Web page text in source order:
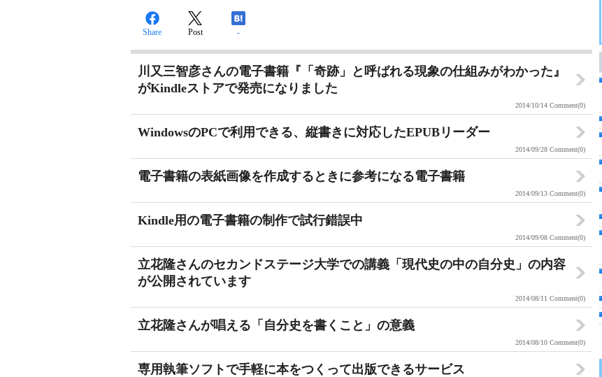
Share Post -
川又三智彦さんの電子書籍『「奇跡」と呼ばれる現象の仕組みがわかった』
がKindleストアで発売になりました
2014/10/14 Comment(0)
WindowsのPCで利用できる、縦書きに対応したEPUBリーダー
2014/09/28 Comment(0)
電子書籍の表紙画像を作成するときに参考になる電子書籍
2014/09/13 Comment(0)
Kindle用の電子書籍の制作で試行錯誤中
2014/09/08 Comment(0)
立花隆さんのセカンドステージ大学での講義「現代史の中の自分史」の内容
が公開されています
2014/08/11 Comment(0)
立花隆さんが唱える「自分史を書くこと」の意義
2014/08/10 Comment(0)
専用執筆ソフトで手軽に本をつくって出版できるサービス